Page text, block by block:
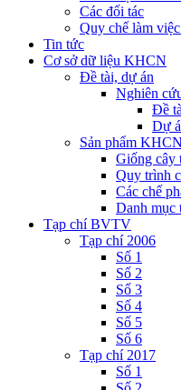
Các đối tác
Quy chế làm
Tin tức
Cơ sở dữ liệu KHCN
Đề tài, dự án
Nghiên
Đề
Dự
Sản phẩm KHCN
Giống cây
Quy trình
Các chế
Danh mục
Tạp chí BVTV
Tạp chí 2006
Số 1
Số 2
Số 3
Số 4
Số 5
Số 6
Tạp chí 2017
Số 1